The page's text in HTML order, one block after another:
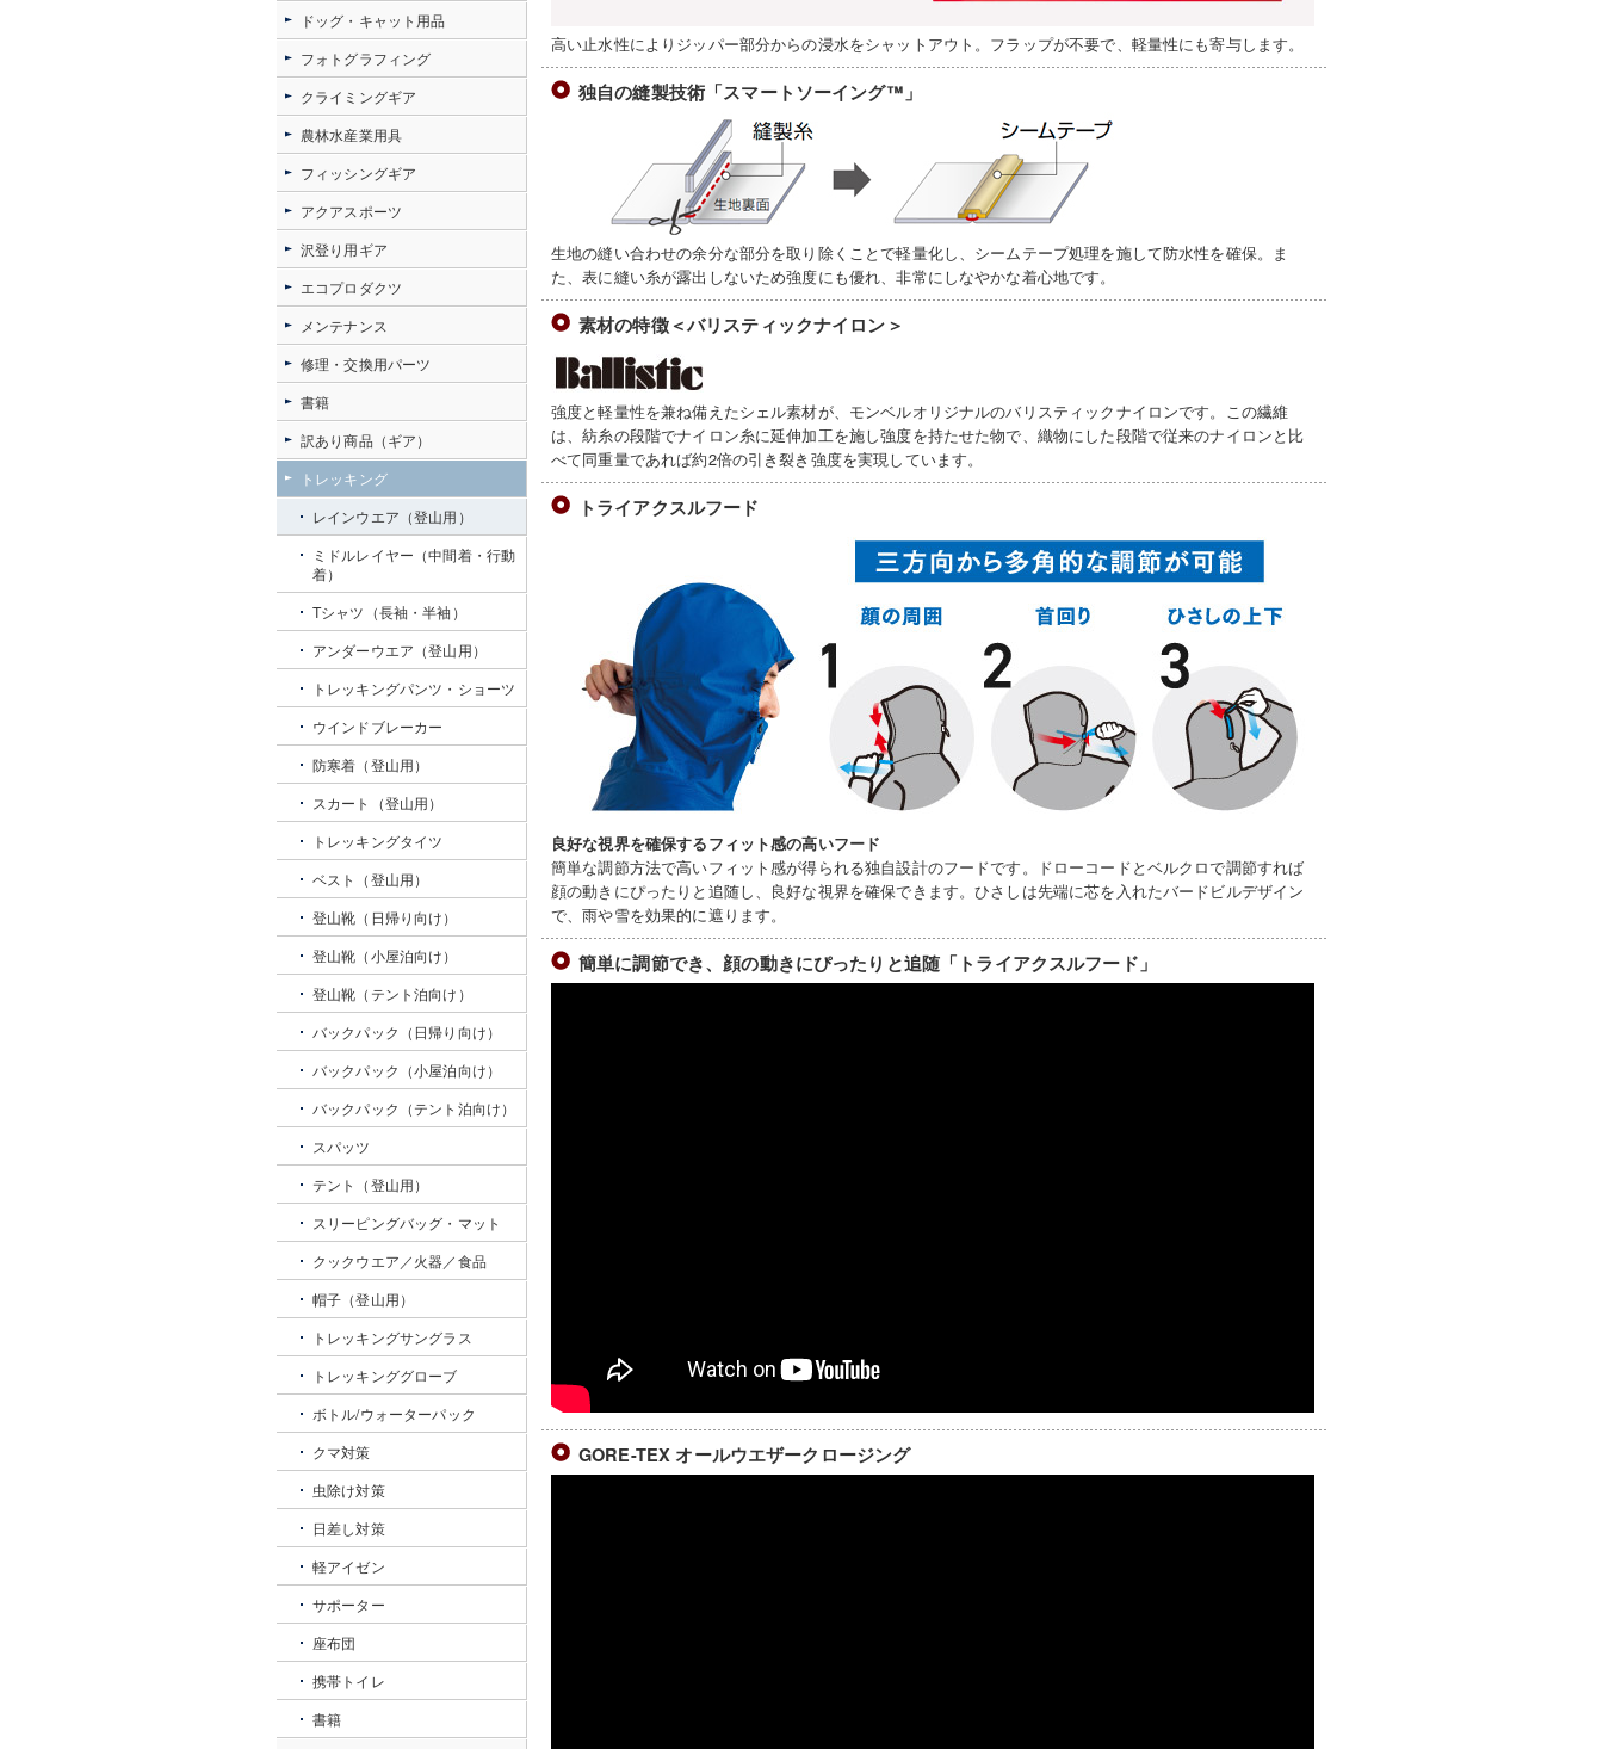
高い止水性によりジッパー部分からの浸水をシャットアウト。フラップが不要で、軽量性にも寄与します。
独自の縫製技術「スマートソーイング™」
生地の縫い合わせの余分な部分を取り除くことで軽量化し、シームテープ処理を施して防水性を確保。ま
た、表に縫い糸が露出しないため強度にも優れ、非常にしなやかな着心地です。
素材の特徴＜バリスティックナイロン＞
強度と軽量性を兼ね備えたシェル素材が、モンベルオリジナルのバリスティックナイロンです。この繊維
は、紡糸の段階でナイロン糸に延伸加工を施し強度を持たせた物で、織物にした段階で従来のナイロンと比
べて同重量であれば約2倍の引き裂き強度を実現しています。
トライアクスルフード
良好な視界を確保するフィット感の高いフード
簡単な調節方法で高いフィット感が得られる独自設計のフードです。ドローコードとベルクロで調節すれば
顔の動きにぴったりと追随し、良好な視界を確保できます。ひさしは先端に芯を入れたバードビルデザイン
で、雨や雪を効果的に遮ります。
簡単に調節でき、顔の動きにぴったりと追随「トライアクスルフード」
GORE-TEX オールウエザークロージング
ドッグ・キャット用品
フォトグラフィング
クライミングギア
農林水産業用具
フィッシングギア
アクアスポーツ
沢登り用ギア
エコプロダクツ
メンテナンス
修理・交換用パーツ
書籍
訳あり商品（ギア）
トレッキング
レインウエア（登山用）
ミドルレイヤー（中間着・行動
着）
Tシャツ（長袖・半袖）
アンダーウエア（登山用）
トレッキングパンツ・ショーツ
ウインドブレーカー
防寒着（登山用）
スカート（登山用）
トレッキングタイツ
ベスト（登山用）
登山靴（日帰り向け）
登山靴（小屋泊向け）
登山靴（テント泊向け）
バックパック（日帰り向け）
バックパック（小屋泊向け）
バックパック（テント泊向け）
スパッツ
テント（登山用）
スリーピングバッグ・マット
クックウエア／火器／食品
帽子（登山用）
トレッキングサングラス
トレッキンググローブ
ボトル/ウォーターパック
クマ対策
虫除け対策
日差し対策
軽アイゼン
サポーター
座布団
携帯トイレ
書籍